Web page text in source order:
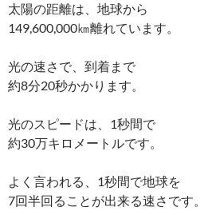
太陽の距離は、地球から
149,600,000㎞離れています。
光の速さで、到着まで
約8分20秒かかります。
光のスピードは、1秒間で
約30万キロメートルです。
よく言われる、1秒間で地球を
7回半回ることが出来る速さです。